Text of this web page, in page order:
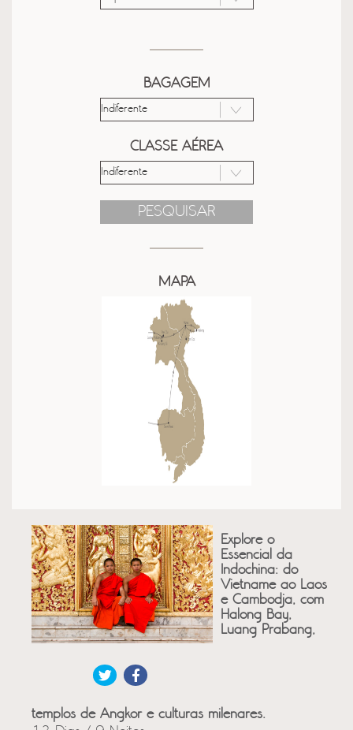
BAGAGEM
CLASSE AÉREA
PESQUISAR
MAPA
Explore o
Essencial da
Indochina: do
Vietname ao Laos
e Cambodja, com
Halong Bay,
Luang Prabang,
templos de Angkor e culturas milenares.